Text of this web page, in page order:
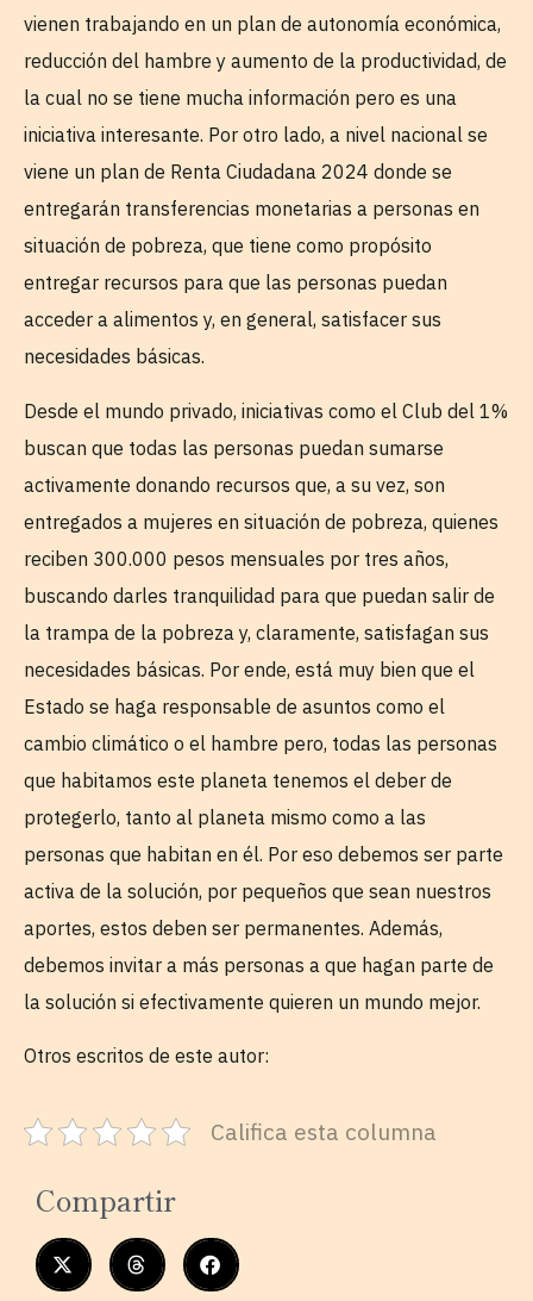
vienen trabajando en un plan de autonomía económica,
reducción del hambre y aumento de la productividad, de
la cual no se tiene mucha información pero es una
iniciativa interesante. Por otro lado, a nivel nacional se
viene un plan de Renta Ciudadana 2024 donde se
entregarán transferencias monetarias a personas en
situación de pobreza, que tiene como propósito
entregar recursos para que las personas puedan
acceder a alimentos y, en general, satisfacer sus
necesidades básicas.
Desde el mundo privado, iniciativas como el Club del 1%
buscan que todas las personas puedan sumarse
activamente donando recursos que, a su vez, son
entregados a mujeres en situación de pobreza, quienes
reciben 300.000 pesos mensuales por tres años,
buscando darles tranquilidad para que puedan salir de
la trampa de la pobreza y, claramente, satisfagan sus
necesidades básicas. Por ende, está muy bien que el
Estado se haga responsable de asuntos como el
cambio climático o el hambre pero, todas las personas
que habitamos este planeta tenemos el deber de
protegerlo, tanto al planeta mismo como a las
personas que habitan en él. Por eso debemos ser parte
activa de la solución, por pequeños que sean nuestros
aportes, estos deben ser permanentes. Además,
debemos invitar a más personas a que hagan parte de
la solución si efectivamente quieren un mundo mejor.
Otros escritos de este autor:
Califica esta columna
Compartir